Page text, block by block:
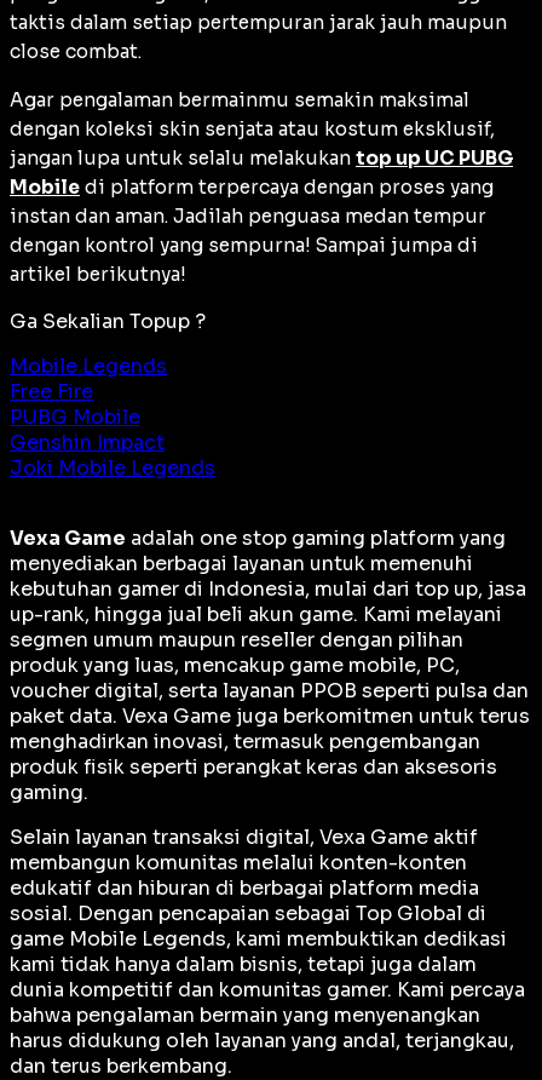
taktis dalam setiap pertempuran jarak jauh maupun
close combat.
Agar pengalaman bermainmu semakin maksimal
dengan koleksi skin senjata atau kostum eksklusif,
jangan lupa untuk selalu melakukan top up UC PUBG
Mobile di platform terpercaya dengan proses yang
instan dan aman. Jadilah penguasa medan tempur
dengan kontrol yang sempurna! Sampai jumpa di
artikel berikutnya!
Ga Sekalian Topup ?
Mobile Legends
Free Fire
PUBG Mobile
Genshin Impact
Joki Mobile Legends
Vexa Game adalah one stop gaming platform yang
menyediakan berbagai layanan untuk memenuhi
kebutuhan gamer di Indonesia, mulai dari top up, jasa
up-rank, hingga jual beli akun game. Kami melayani
segmen umum maupun reseller dengan pilihan
produk yang luas, mencakup game mobile, PC,
voucher digital, serta layanan PPOB seperti pulsa dan
paket data. Vexa Game juga berkomitmen untuk terus
menghadirkan inovasi, termasuk pengembangan
produk fisik seperti perangkat keras dan aksesoris
gaming.
Selain layanan transaksi digital, Vexa Game aktif
membangun komunitas melalui konten-konten
edukatif dan hiburan di berbagai platform media
sosial. Dengan pencapaian sebagai Top Global di
game Mobile Legends, kami membuktikan dedikasi
kami tidak hanya dalam bisnis, tetapi juga dalam
dunia kompetitif dan komunitas gamer. Kami percaya
bahwa pengalaman bermain yang menyenangkan
harus didukung oleh layanan yang andal, terjangkau,
dan terus berkembang.